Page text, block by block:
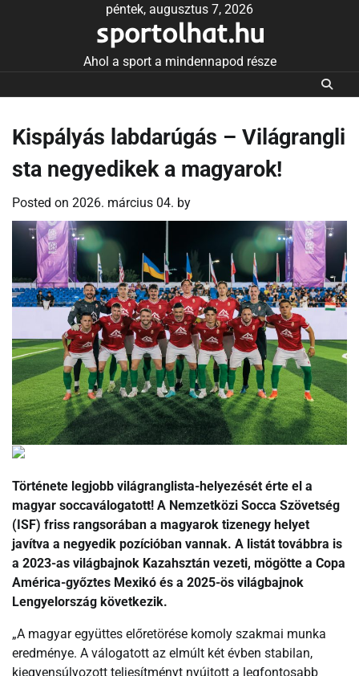
péntek, augusztus 7, 2026
sportolhat.hu
Ahol a sport a mindennapod része
Kispályás labdarúgás – Világrangli
sta negyedikek a magyarok!
Posted on 2026. március 04. by
Története legjobb világranglista-helyezését érte el a
magyar soccaválogatott! A Nemzetközi Socca Szövetség
(ISF) friss rangsorában a magyarok tizenegy helyet
javítva a negyedik pozícióban vannak. A listát továbbra is
a 2023-as világbajnok Kazahsztán vezeti, mögötte a Copa
América-győztes Mexikó és a 2025-ös világbajnok
Lengyelország következik.
„A magyar együttes előretörése komoly szakmai munka
eredménye. A válogatott az elmúlt két évben stabilan,
kiegyensúlyozott teljesítményt nyújtott a legfontosabb